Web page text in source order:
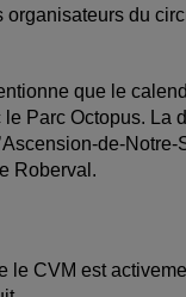
du
que le
Parc Octopus.
de-
Roberval.
le CVM est